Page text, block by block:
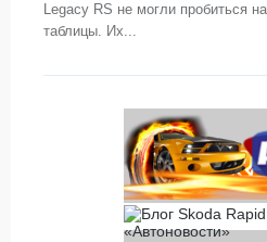
Legacy RS не могли пробиться
таблицы. Их...